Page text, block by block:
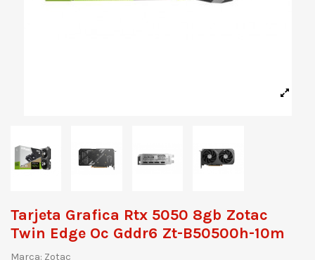
Tarjeta Grafica Rtx 5050 8gb Zotac
Twin Edge Oc Gddr6 Zt-B50500h-10m
Marca: Zotac